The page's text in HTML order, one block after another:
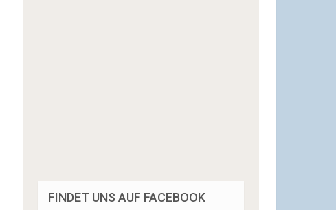
FINDET UNS AUF FACEBOOK